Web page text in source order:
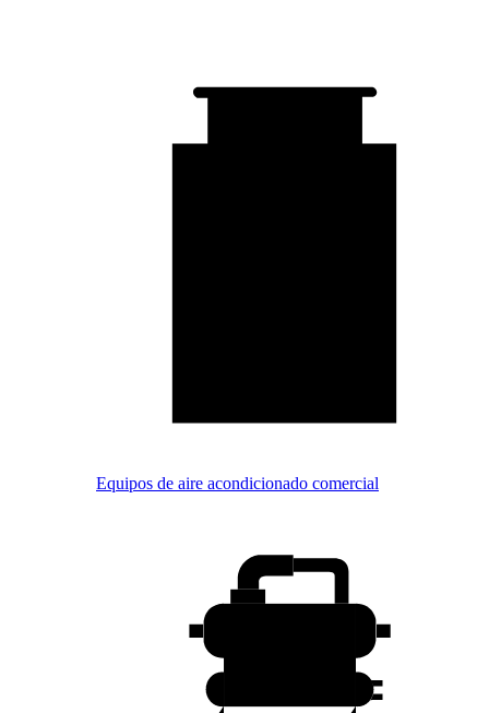
Equipos de aire acondicionado comercial